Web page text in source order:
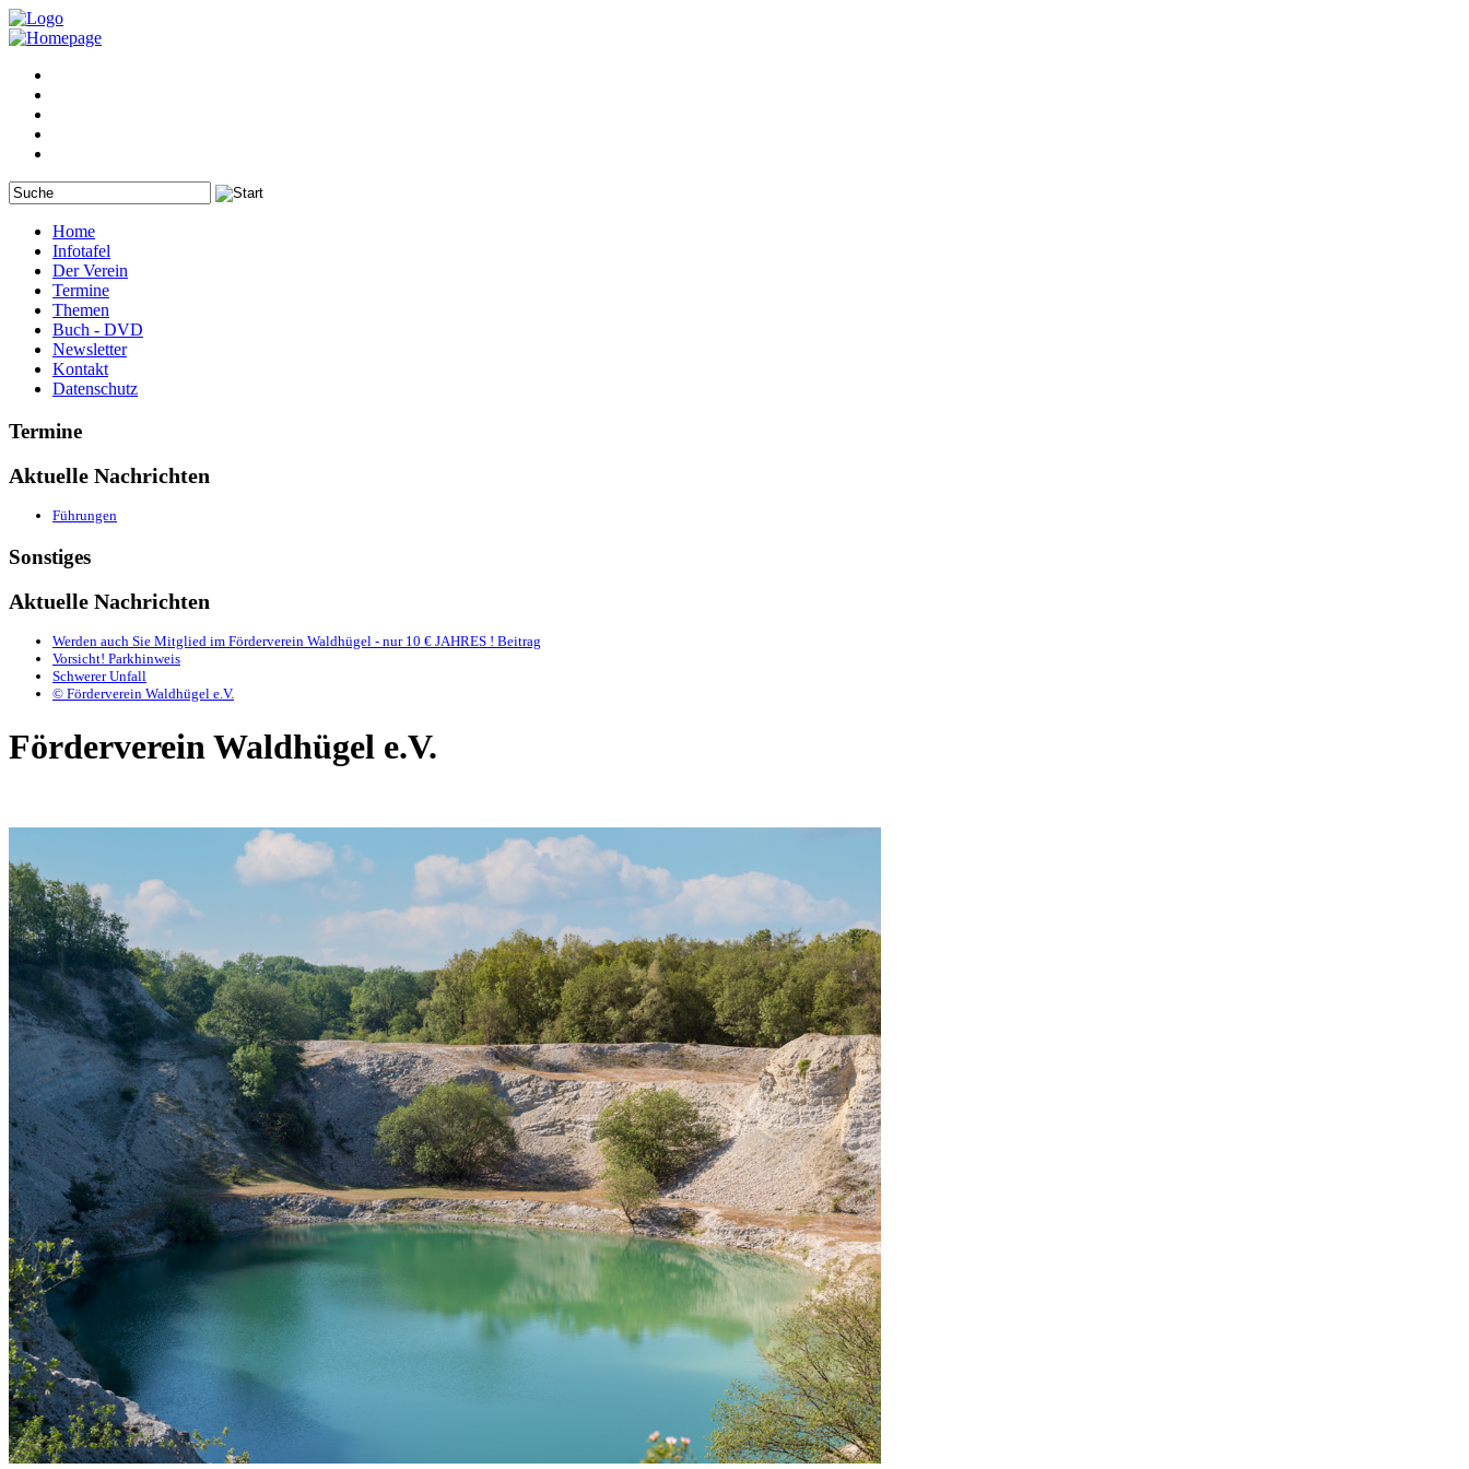
Home
Infotafel
Der Verein
Termine
Themen
Buch - DVD
Newsletter
Kontakt
Datenschutz
Termine
Aktuelle Nachrichten
Führungen
Sonstiges
Aktuelle Nachrichten
Werden auch Sie Mitglied im Förderverein Waldhügel - nur 10 € JAHRES ! Beitrag
Vorsicht! Parkhinweis
Schwerer Unfall
© Förderverein Waldhügel e.V.
Förderverein Waldhügel e.V.